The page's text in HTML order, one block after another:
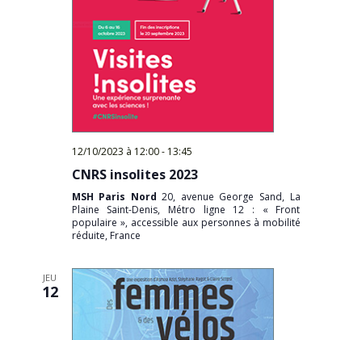
12/10/2023 à 12:00- 13:45
CNRS insolites 2023
MSH Paris Nord20, avenue George Sand, La
Plaine Saint-Denis, Métro ligne 12 : « Front
populaire », accessible aux personnes à mobilité
réduite, France
JEU
12